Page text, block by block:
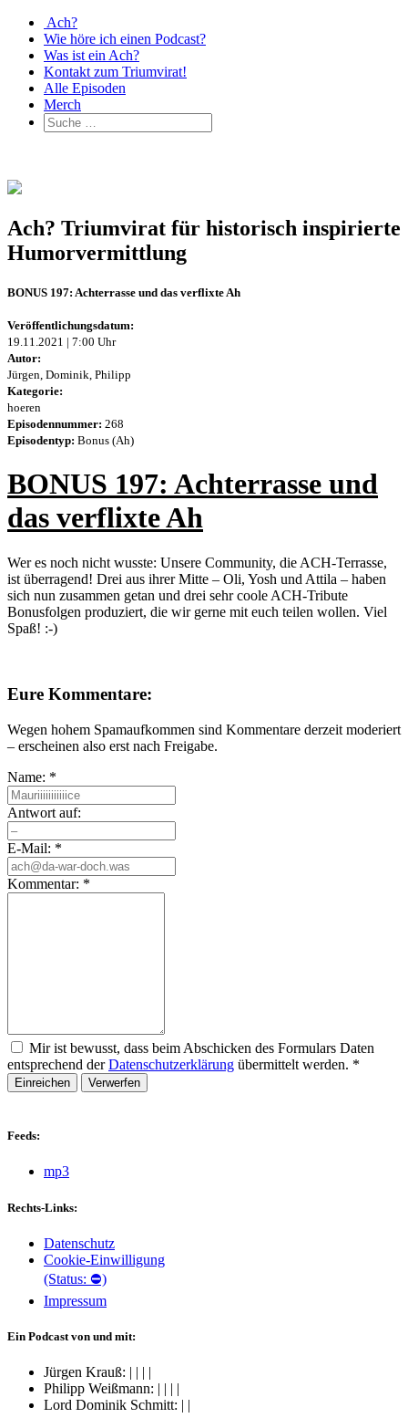
Ach?
Wie höre ich einen Podcast?
Was ist ein Ach?
Kontakt zum Triumvirat!
Alle Episoden
Merch
Ach? Triumvirat für historisch inspirierte
Humorvermittlung
BONUS 197: Achterrasse und das verflixte Ah
Veröffentlichungsdatum:
19.11.2021 | 7:00 Uhr
Autor:
Jürgen, Dominik, Philipp
Kategorie:
hoeren
Episodennummer: 268
Episodentyp: Bonus (Ah)
BONUS 197: Achterrasse und
das verflixte Ah
Wer es noch nicht wusste: Unsere Community, die ACH-Terrasse,
ist überragend! Drei aus ihrer Mitte – Oli, Yosh und Attila – haben
sich nun zusammen getan und drei sehr coole ACH-Tribute
Bonusfolgen produziert, die wir gerne mit euch teilen wollen. Viel
Spaß! :-)
Eure Kommentare:
Wegen hohem Spamaufkommen sind Kommentare derzeit moderiert
– erscheinen also erst nach Freigabe.
Name: *
Antwort auf:
E-Mail: *
Kommentar: *
Mir ist bewusst, dass beim Abschicken des Formulars Daten
entsprechend derDatenschutzerklärung übermittelt werden. *
Einreichen Verwerfen
Feeds:
mp3
Rechts-Links:
Datenschutz
Cookie-Einwilligung
(Status: ⛔)
Impressum
Ein Podcast von und mit:
Jürgen Krauß: | | | |
Philipp Weißmann: | | | |
Lord Dominik Schmitt: | |